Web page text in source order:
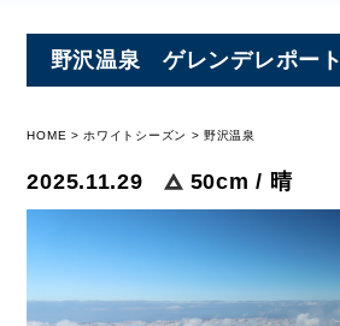
野沢温泉 ゲレンデレポート
HOME ホワイトシーズン 野沢温泉
2025.11.29 50cm / 晴